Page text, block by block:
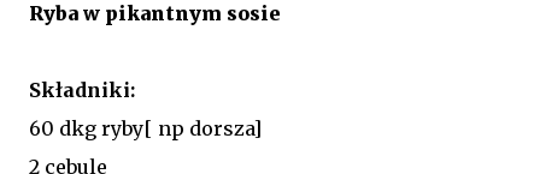
Ryba w pikantnym sosie
Składniki:
60 dkg ryby[ np dorsza]
2 cebule